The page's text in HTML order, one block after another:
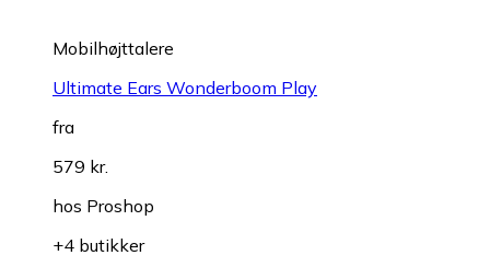
Mobilhøjttalere
Ultimate Ears Wonderboom Play
fra
579 kr.
hos Proshop
+4 butikker